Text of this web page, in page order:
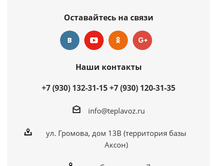
Оставайтесь на связи
Наши контакты
+7 (930) 132-31-15+7 (930) 120-31-35
info@teplavoz.ru
ул. Громова, дом 13В (территория базы
Аксон)